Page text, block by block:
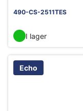
490-CS-2511TES
I lager
Echo